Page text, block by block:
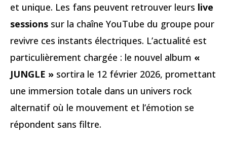
et unique. Les fans peuvent retrouver leurs live
sessions sur la chaîne YouTube du groupe pour
revivre ces instants électriques. L’actualité est
particulièrement chargée : le nouvel album «
JUNGLE » sortira le 12 février 2026, promettant
une immersion totale dans un univers rock
alternatif où le mouvement et l’émotion se
répondent sans filtre.